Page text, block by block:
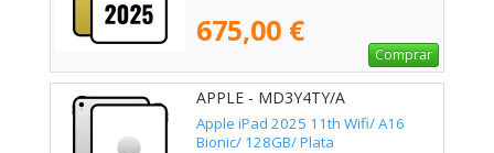
675,00 €
Comprar
APPLE - MD3Y4TY/A
Apple iPad 2025 11th Wifi/ A16
Bionic/ 128GB/ Plata